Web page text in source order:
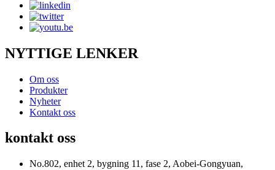
NYTTIGE LENKER
Om oss
Produkter
Nyheter
Kontakt oss
kontakt oss
No.802, enhet 2, bygning 11, fase 2, Aobei-Gongyuan,